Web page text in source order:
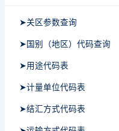
➤关区参数查询
➤国别（地区）代码查询
➤用途代码表
➤计量单位代码表
➤结汇方式代码表